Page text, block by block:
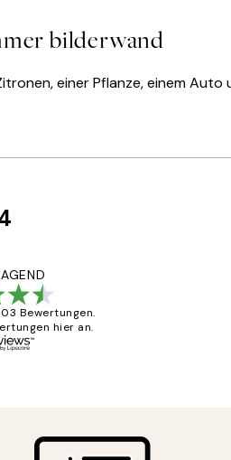
bilderwand
einer Pflanze, einem
Bewertungen.
hier an.